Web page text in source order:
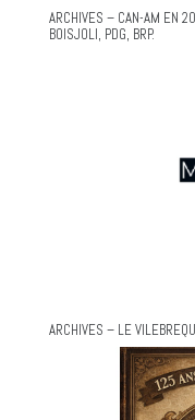
ARCHIVES – CAN-AM EN
BOISJOLI, PDG, BRP.
ARCHIVES – LE